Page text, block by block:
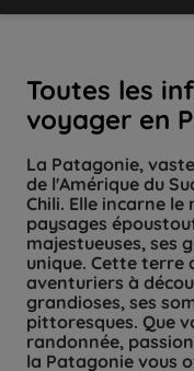
Toutes les
voyager en
La Patagonie,
de l'Amérique du
Chili. Elle incarne le
paysages
majestueuses, ses
unique. Cette terre
aventuriers à
grandioses, ses
pittoresques. Que
randonnée,
la Patagonie vous